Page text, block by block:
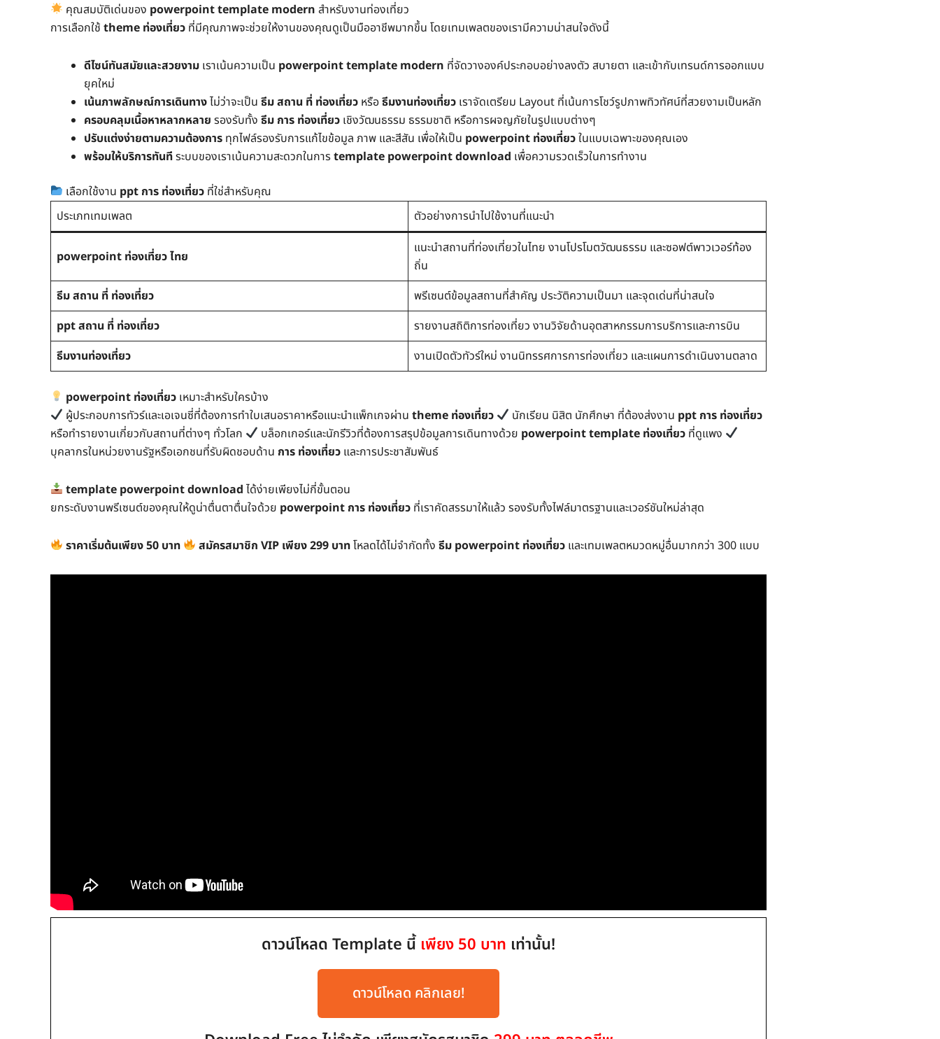
คุณสมบัติเด่นของ powerpoint template modern สำหรับงานท่องเที่ยว
การเลือกใช้ theme ท่องเที่ยว ที่มีคุณภาพจะช่วยให้งานของคุณดูเป็นมืออาชีพมากขึ้น โดยเทมเพลตของเรามีความน่าสนใจดังนี้
ดีไซน์ทันสมัยและสวยงาม เราเน้นความเป็น powerpoint template modern ที่จัดวางองค์ประกอบอย่างลงตัว สบายตา และเข้ากับเทรนด์การออกแบบ
ยุคใหม่
เน้นภาพลักษณ์การเดินทางไม่ว่าจะเป็น ธีม สถาน ที่ ท่องเที่ยว หรือธีมงานท่องเที่ยว เราจัดเตรียม Layout ที่เน้นการโชว์รูปภาพทิวทัศน์ที่สวยงามเป็นหลัก
ครอบคลุมเนื้อหาหลากหลาย รองรับทั้ง ธีม การ ท่องเที่ยว เชิงวัฒนธรรม ธรรมชาติ หรือการผจญภัยในรูปแบบต่างๆ
ปรับแต่งง่ายตามความต้องการ ทุกไฟล์รองรับการแก้ไขข้อมูล ภาพ และสีสัน เพื่อให้เป็น powerpoint ท่องเที่ยวในแบบเฉพาะของคุณเอง
พร้อมให้บริการทันทีระบบของเราเน้นความสะดวกในการtemplate powerpoint download เพื่อความรวดเร็วในการทำงาน
เลือกใช้งาน ppt การ ท่องเที่ยว ที่ใช่สำหรับคุณ
ประเภทเทมเพลต
ตัวอย่างการนำไปใช้งานที่แนะนำ
powerpoint ท่องเที่ยว ไทย
แนะนำสถานที่ท่องเที่ยวในไทย งานโปรโมตวัฒนธรรม และซอฟต์พาวเวอร์ท้อง
ถิ่น
ธีม สถาน ที่ ท่องเที่ยว
พรีเซนต์ข้อมูลสถานที่สำคัญ ประวัติความเป็นมา และจุดเด่นที่น่าสนใจ
ppt สถาน ที่ ท่องเที่ยว
รายงานสถิติการท่องเที่ยว งานวิจัยด้านอุตสาหกรรมการบริการและการบิน
ธีมงานท่องเที่ยว
งานเปิดตัวทัวร์ใหม่ งานนิทรรศการการท่องเที่ยว และแผนการดำเนินงานตลาด
powerpoint ท่องเที่ยว เหมาะสำหรับใครบ้าง
ผู้ประกอบการทัวร์และเอเจนซี่ที่ต้องการทำใบเสนอราคาหรือแนะนำแพ็กเกจผ่านtheme ท่องเที่ยว นักเรียน นิสิต นักศึกษา ที่ต้องส่งงาน ppt การ ท่องเที่ยว
หรือทำรายงานเกี่ยวกับสถานที่ต่างๆ ทั่วโลก
บล็อกเกอร์และนักรีวิวที่ต้องการสรุปข้อมูลการเดินทางด้วย powerpoint template ท่องเที่ยว ที่ดูแพง
บุคลากรในหน่วยงานรัฐหรือเอกชนที่รับผิดชอบด้าน การ ท่องเที่ยว และการประชาสัมพันธ์
template powerpoint download ได้ง่ายเพียงไม่กี่ขั้นตอน
ยกระดับงานพรีเซนต์ของคุณให้ดูน่าตื่นตาตื่นใจด้วย powerpoint การ ท่องเที่ยว ที่เราคัดสรรมาให้แล้ว รองรับทั้งไฟล์มาตรฐานและเวอร์ชันใหม่ล่าสุด
ราคาเริ่มต้นเพียง 50 บาท สมัครสมาชิก VIP เพียง 299 บาทโหลดได้ไม่จำกัดทั้งธีม powerpoint ท่องเที่ยว และเทมเพลตหมวดหมู่อื่นมากกว่า 300 แบบ
ดาวน์โหลด Template นี้ เพียง 50 บาท เท่านั้น!
ดาวน์โหลด คลิกเลย!